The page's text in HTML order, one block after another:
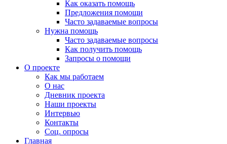
Как оказать помощь
Предложения помощи
Часто задаваемые вопросы
Нужна помощь
Часто задаваемые вопросы
Как получить помощь
Запросы о помощи
О проекте
Как мы работаем
О нас
Дневник проекта
Наши проекты
Интервью
Контакты
Соц. опросы
Главная